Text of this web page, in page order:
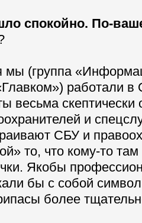
спокойно. По-
мы (группа
работали в
весьма скептически
и
СБУ и
то, что кому-то
Якобы
бы с собой
более